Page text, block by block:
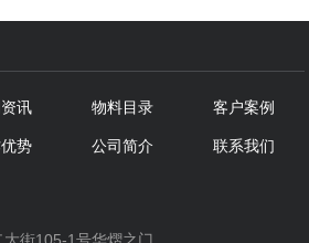
讯 物料目录 客户案例
势 公司简介 联系我们